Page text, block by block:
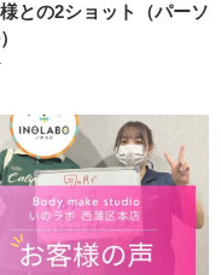
との2ショット（パーソ